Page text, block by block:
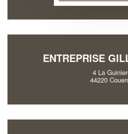
ENTREPRISE
4 La
44220